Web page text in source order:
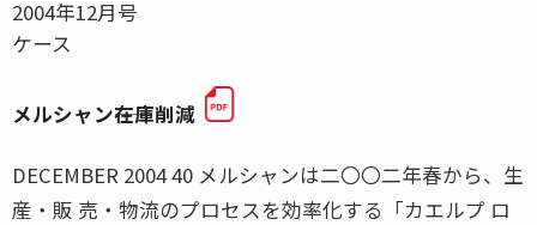
2004年12月号
ケース
メルシャン――在庫削減
DECEMBER 2004 40 メルシャンは二〇〇二年春から、生
産・販 売・物流のプロセスを効率化する「カエルプ ロ